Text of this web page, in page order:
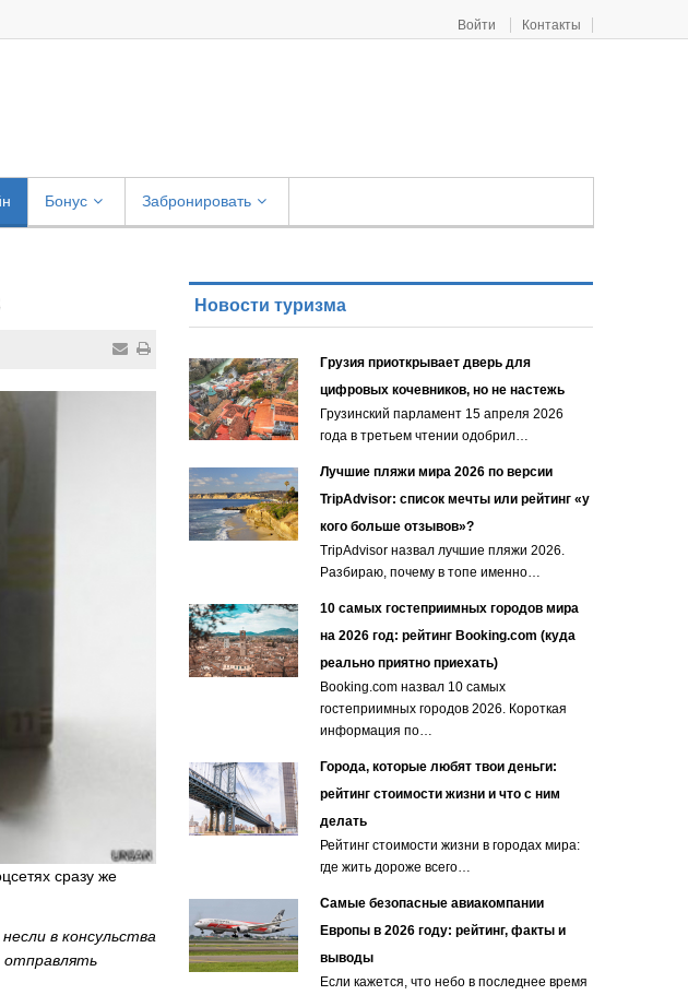
Войти Контакты
Бонус Забронировать
сразу же
в консульства
отправлять
Новости туризма
Грузия приоткрывает дверь для
цифровых кочевников, но не настежь
Грузинский парламент 15 апреля 2026
года в третьем чтении одобрил…
Лучшие пляжи мира 2026 по версии
TripAdvisor: список мечты или рейтинг «у
кого больше отзывов»?
TripAdvisor назвал лучшие пляжи 2026.
Разбираю, почему в топе именно…
10 самых гостеприимных городов мира
на 2026 год: рейтинг Booking.com (куда
реально приятно приехать)
Booking.com назвал 10 самых
гостеприимных городов 2026. Короткая
информация по…
Города, которые любят твои деньги:
рейтинг стоимости жизни и что с ним
делать
Рейтинг стоимости жизни в городах мира:
где жить дороже всего…
Самые безопасные авиакомпании
Европы в 2026 году: рейтинг, факты и
выводы
Если кажется, что небо в последнее время